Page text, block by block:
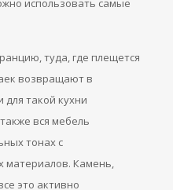
использовать самые
туда, где плещется
возвращают в
для такой кухни
вся мебель
тонах с
материалов. Камень,
это активно